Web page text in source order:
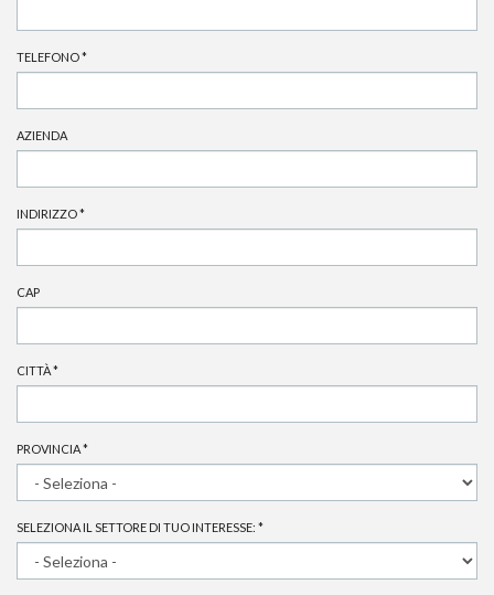
TELEFONO*
AZIENDA
INDIRIZZO*
CAP
CITTÀ*
PROVINCIA*
SELEZIONA IL SETTORE DI TUO INTERESSE: *